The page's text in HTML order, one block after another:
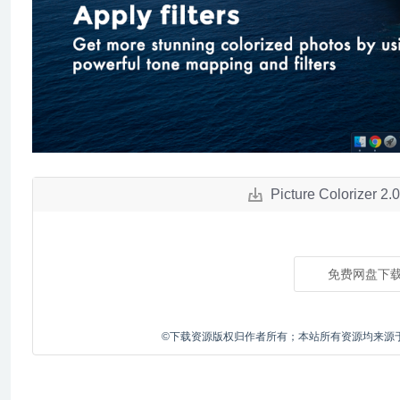
Picture Colorizer
免费网盘下
©下载资源版权归作者所有；本站所有资源均来